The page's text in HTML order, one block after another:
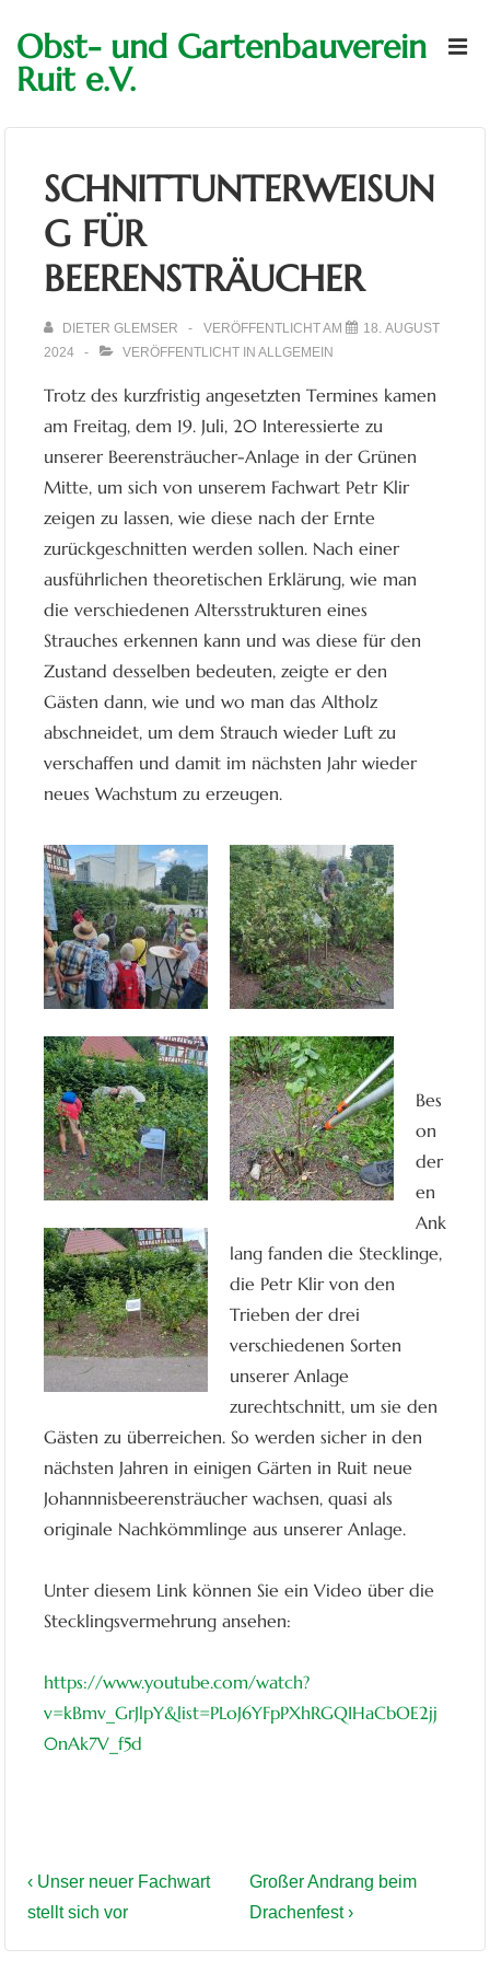
Zum
Inhalt
Obst- und Gartenbauverein
Ruit e.V.
SCHNITTUNTERWEISUN
G FÜR
BEERENSTRÄUCHER
DIETER GLEMSER VERÖFFENTLICHT AM
18. AUGUST
2024
VERÖFFENTLICHT IN ALLGEMEIN
Trotz des kurzfristig angesetzten Termines kamen
am Freitag, dem 19. Juli, 20 Interessierte zu
unserer Beerensträucher-Anlage in der Grünen
Mitte, um sich von unserem Fachwart Petr Klir
zeigen zu lassen, wie diese nach der Ernte
zurückgeschnitten werden sollen. Nach einer
ausführlichen theoretischen Erklärung, wie man
die verschiedenen Altersstrukturen eines
Strauches erkennen kann und was diese für den
Zustand desselben bedeuten, zeigte er den
Gästen dann, wie und wo man das Altholz
abschneidet, um dem Strauch wieder Luft zu
verschaffen und damit im nächsten Jahr wieder
neues Wachstum zu erzeugen.
Bes
on
der
en
Ank
lang fanden die Stecklinge,
die Petr Klir von den
Trieben der drei
verschiedenen Sorten
unserer Anlage
zurechtschnitt, um sie den
Gästen zu überreichen. So werden sicher in den
nächsten Jahren in einigen Gärten in Ruit neue
Johannnisbeerensträucher wachsen, quasi als
originale Nachkömmlinge aus unserer Anlage.
Unter diesem Link können Sie ein Video über die
Stecklingsvermehrung ansehen:
https://www.youtube.com/watch?
v=kBmv_GrJlpY&list=PLoJ6YFpPXhRGQIHaCbOE2jj
0nAk7V_f5d
BEITRAGSNAVIGATION
Vorheriger
Beitrag
‹ Unser neuer Fachwart
stellt sich vor
Nächster
Beitrag
Großer Andrang beim
Drachenfest ›